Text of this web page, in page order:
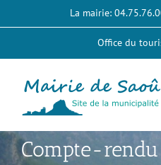
La mairie:
Office du
Compte-